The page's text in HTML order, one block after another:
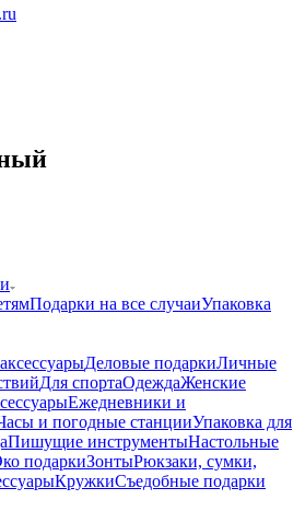
Подарки на все случаиУпаковка
Деловые подаркиЛичные
Для спортаОдеждаЖенские
Ежедневники и
и погодные станцииУпаковка для
Пишущие инструментыНастольные
подаркиЗонтыРюкзаки, сумки,
КружкиСъедобные подарки